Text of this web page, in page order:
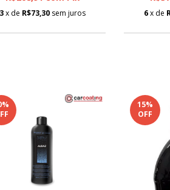
3x de R$73,30 sem juros 6x de
%
15%
OFF